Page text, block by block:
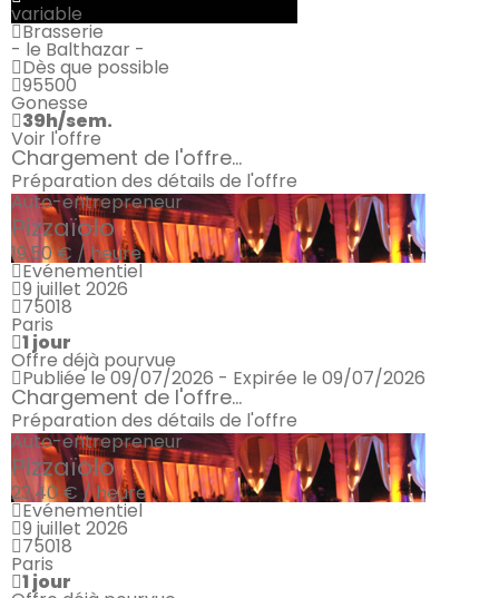
variable
Brasserie
- le Balthazar -
Dès que possible
95500
Gonesse
39h/sem.
Voir l'offre
Chargement de l'offre...
Préparation des détails de l'offre
Auto-entrepreneur
Pizzaïolo
19.50 € / heure
Evénementiel
9 juillet 2026
75018
Paris
1 jour
Offre déjà pourvue
Publiée le 09/07/2026 - Expirée le 09/07/2026
Chargement de l'offre...
Préparation des détails de l'offre
Auto-entrepreneur
Pizzaïolo
23.40 € / heure
Evénementiel
9 juillet 2026
75018
Paris
1 jour